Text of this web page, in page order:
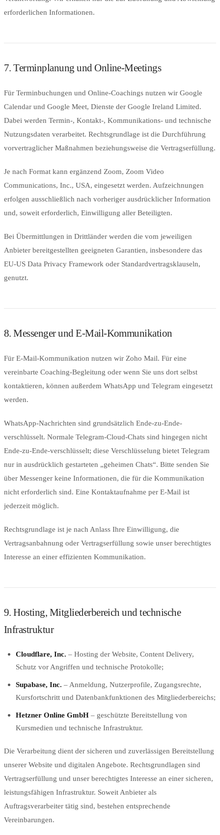
erforderlichen Informationen.
7. Terminplanung und Online-Meetings
Für Terminbuchungen und Online-Coachings nutzen wir Google
Calendar und Google Meet, Dienste der Google Ireland Limited.
Dabei werden Termin-, Kontakt-, Kommunikations- und technische
Nutzungsdaten verarbeitet. Rechtsgrundlage ist die Durchführung
vorvertraglicher Maßnahmen beziehungsweise die Vertragserfüllung.
Je nach Format kann ergänzend Zoom, Zoom Video
Communications, Inc., USA, eingesetzt werden. Aufzeichnungen
erfolgen ausschließlich nach vorheriger ausdrücklicher Information
und, soweit erforderlich, Einwilligung aller Beteiligten.
Bei Übermittlungen in Drittländer werden die vom jeweiligen
Anbieter bereitgestellten geeigneten Garantien, insbesondere das
EU-US Data Privacy Framework oder Standardvertragsklauseln,
genutzt.
8. Messenger und E-Mail-Kommunikation
Für E-Mail-Kommunikation nutzen wir Zoho Mail. Für eine
vereinbarte Coaching-Begleitung oder wenn Sie uns dort selbst
kontaktieren, können außerdem WhatsApp und Telegram eingesetzt
werden.
WhatsApp-Nachrichten sind grundsätzlich Ende-zu-Ende-
verschlüsselt. Normale Telegram-Cloud-Chats sind hingegen nicht
Ende-zu-Ende-verschlüsselt; diese Verschlüsselung bietet Telegram
nur in ausdrücklich gestarteten „geheimen Chats“. Bitte senden Sie
über Messenger keine Informationen, die für die Kommunikation
nicht erforderlich sind. Eine Kontaktaufnahme per E-Mail ist
jederzeit möglich.
Rechtsgrundlage ist je nach Anlass Ihre Einwilligung, die
Vertragsanbahnung oder Vertragserfüllung sowie unser berechtigtes
Interesse an einer effizienten Kommunikation.
9. Hosting, Mitgliederbereich und technische
Infrastruktur
Cloudflare, Inc. – Hosting der Website, Content Delivery,
Schutz vor Angriffen und technische Protokolle;
Supabase, Inc. – Anmeldung, Nutzerprofile, Zugangsrechte,
Kursfortschritt und Datenbankfunktionen des Mitgliederbereichs;
Hetzner Online GmbH – geschützte Bereitstellung von
Kursmedien und technische Infrastruktur.
Die Verarbeitung dient der sicheren und zuverlässigen Bereitstellung
unserer Website und digitalen Angebote. Rechtsgrundlagen sind
Vertragserfüllung und unser berechtigtes Interesse an einer sicheren,
leistungsfähigen Infrastruktur. Soweit Anbieter als
Auftragsverarbeiter tätig sind, bestehen entsprechende
Vereinbarungen.